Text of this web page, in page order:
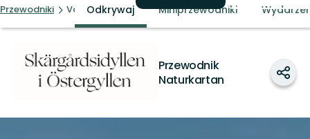
Przewodniki Valdemarsvik
Odkrywaj Miniprzewodniki
Przewodnik
Naturkartan